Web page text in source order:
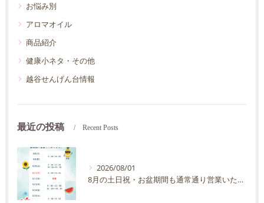
お悩み別
アロマオイル
商品紹介
健康小ネタ・その他
越谷せんげん台情報
最近の投稿 Recent Posts
2026/08/01
8月の土日祝・お盆期間も通常通り営業いたします